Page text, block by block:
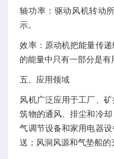
轴功率：驱动风机转动
示。
效率：原动机把能量传
的能量中只有一部分是
五、应用领域
风机广泛应用于工厂、
筑物的通风、排尘和冷
气调节设备和家用电器
送；风洞风源和气垫船的